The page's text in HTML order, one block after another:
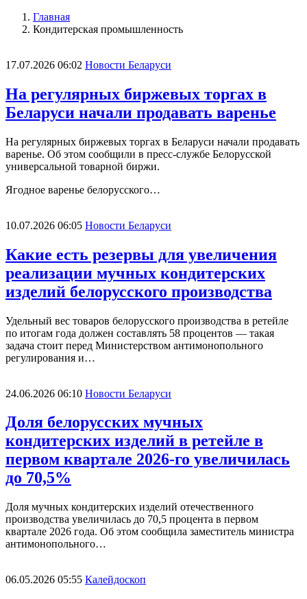
Главная
Кондитерская промышленность
17.07.2026 06:02 Новости Беларуси
На регулярных биржевых торгах в
Беларуси начали продавать варенье
На регулярных биржевых торгах в Беларуси начали продавать
варенье. Об этом сообщили в пресс-службе Белорусской
универсальной товарной биржи.
Ягодное варенье белорусского…
10.07.2026 06:05 Новости Беларуси
Какие есть резервы для увеличения
реализации мучных кондитерских
изделий белорусского производства
Удельный вес товаров белорусского производства в ретейле
по итогам года должен составлять 58 процентов — такая
задача стоит перед Министерством антимонопольного
регулирования и…
24.06.2026 06:10 Новости Беларуси
Доля белорусских мучных
кондитерских изделий в ретейле в
первом квартале 2026-го увеличилась
до 70,5%
Доля мучных кондитерских изделий отечественного
производства увеличилась до 70,5 процента в первом
квартале 2026 года. Об этом сообщила заместитель министра
антимонопольного…
06.05.2026 05:55 Калейдоскоп